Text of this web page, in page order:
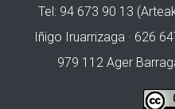
Tel: 94 673 90 13
Iñigo Iruarrizaga · 626
979 112 Ager